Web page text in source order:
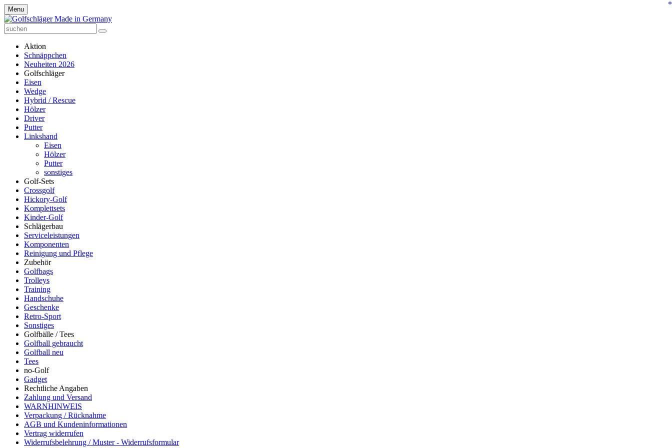
Menu
Aktion
Schnäppchen
Neuheiten 2026
Golfschläger
Eisen
Wedge
Hybrid / Rescue
Hölzer
Driver
Putter
Linkshand
Eisen
Hölzer
Putter
sonstiges
Golf-Sets
Crossgolf
Hickory-Golf
Komplettsets
Kinder-Golf
Schlägerbau
Serviceleistungen
Komponenten
Reinigung und Pflege
Zubehör
Golfbags
Trolleys
Training
Handschuhe
Geschenke
Retro-Sport
Sonstiges
Golfbälle / Tees
Golfball gebraucht
Golfball neu
Tees
no-Golf
Gadget
Rechtliche Angaben
Zahlung und Versand
WARNHINWEIS
Verpackung / Rücknahme
AGB und Kundeninformationen
Vertrag widerrufen
Widerrufsbelehrung / Muster - Widerrufsformular
*